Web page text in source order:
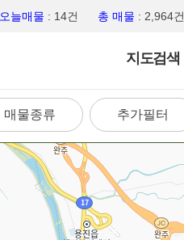
오늘매물 : 14건 총 매물 : 2,964건
지도검색
매물종류 추가필터